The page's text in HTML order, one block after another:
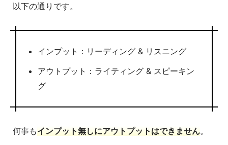
以下の通りです。
インプット：リーディング & リスニング
アウトプット：ライティング & スピーキン
グ
何事もインプット無しにアウトプットはできません。